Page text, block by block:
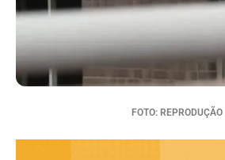
FOTO: REPRODUÇÃO